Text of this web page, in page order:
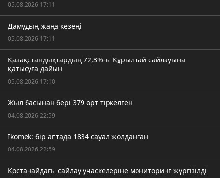
05.08.2026 17:11
Дамудың жаңа кезеңі
05.08.2026 17:11
Қазақстандықтардың 72,3%-ы Құрылтай сайлауына
қатысуға дайын
05.08.2026 17:10
Жыл басынан бері 379 өрт тіркелген
04.08.2026 22:59
Ikomek: бір аптада 1834 сауал жолданған
04.08.2026 22:59
Қостанайдағы сайлау учаскелеріне мониторинг жүргізілді